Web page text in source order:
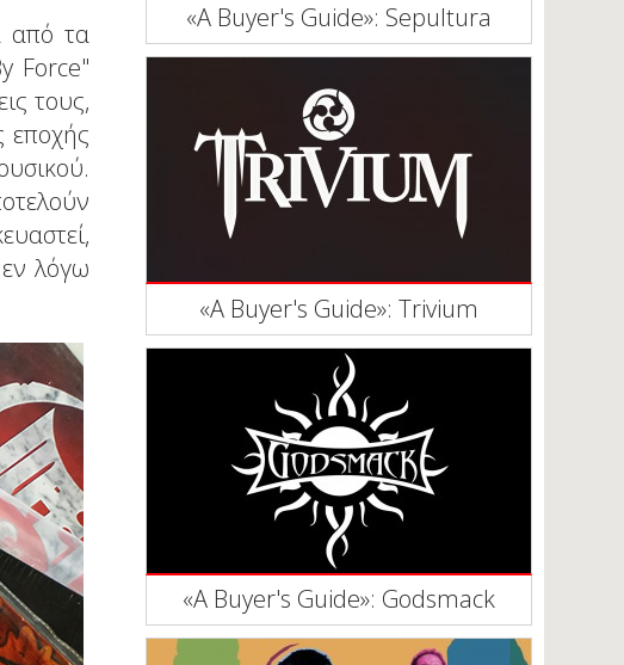
από τα
Force"
τους,
εποχής
λόγω
«A Buyer's Guide»: Sepultura
«A Buyer's Guide»: Trivium
«A Buyer's Guide»: Godsmack